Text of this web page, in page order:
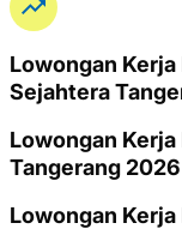
Lowongan
Sejahtera
Lowongan Kerja
Tangerang 2026
Lowongan